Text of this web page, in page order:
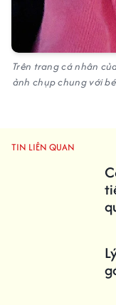
Trên trang cá nhân
ảnh chụp chung với
TIN LIÊN QUAN